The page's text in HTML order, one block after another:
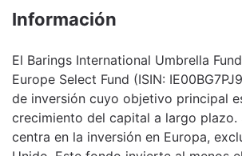
Información
El Barings International Umbrella
Europe Select Fund (ISIN:
de inversión cuyo objetivo principal
crecimiento del capital a largo plazo.
centra en la inversión en Europa,